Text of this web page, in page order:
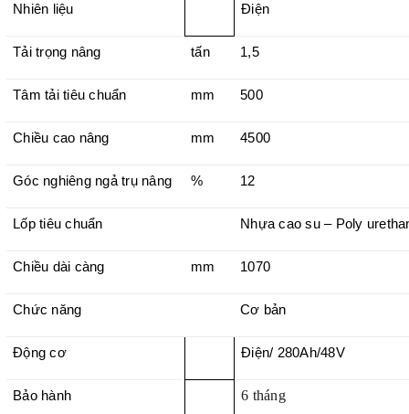
Nhiên liệu Điện
Tải trọng nâng tấn 1,5
Tâm tải tiêu chuẩn mm 500
Chiều cao nâng mm 4500
Góc nghiêng ngả trụ nâng % 12
Lốp tiêu chuẩn Nhựa cao su – Poly
Chiều dài càng mm 1070
Chức năng Cơ bản
Động cơ Điện/ 280Ah/48V
Bảo hành 6 tháng